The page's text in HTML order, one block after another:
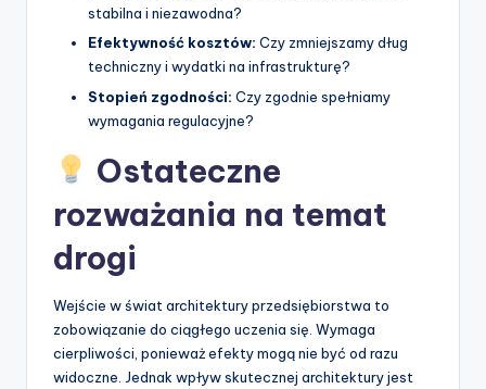
stabilna i niezawodna?
Efektywność kosztów: Czy zmniejszamy dług
techniczny i wydatki na infrastrukturę?
Stopień zgodności: Czy zgodnie spełniamy
wymagania regulacyjne?
Ostateczne
rozważania na temat
drogi
Wejście w świat architektury przedsiębiorstwa to
zobowiązanie do ciągłego uczenia się. Wymaga
cierpliwości, ponieważ efekty mogą nie być od razu
widoczne. Jednak wpływ skutecznej architektury jest